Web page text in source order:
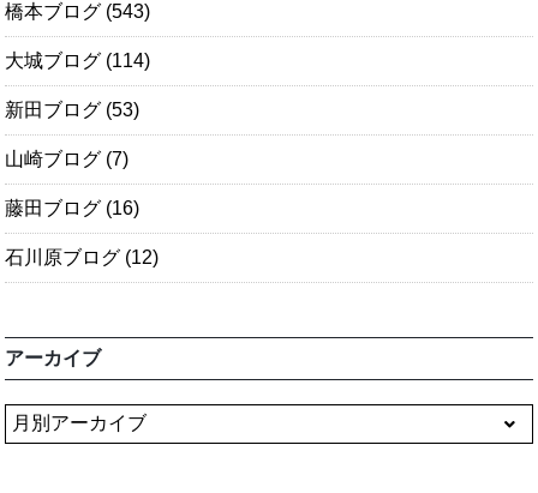
橋本ブログ (543)
大城ブログ (114)
新田ブログ (53)
山崎ブログ (7)
藤田ブログ (16)
石川原ブログ (12)
アーカイブ